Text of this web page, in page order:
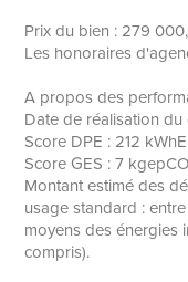
Prix du bien : 279
Les honoraires
A propos des
Date de réalisation
Score DPE : 212
Score GES : 7
Montant estimé des
usage standard :
moyens des énergies
compris).